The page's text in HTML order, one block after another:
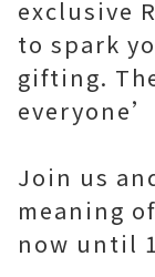
exclusive
to spark
gifting.
Join us
meaning
now until